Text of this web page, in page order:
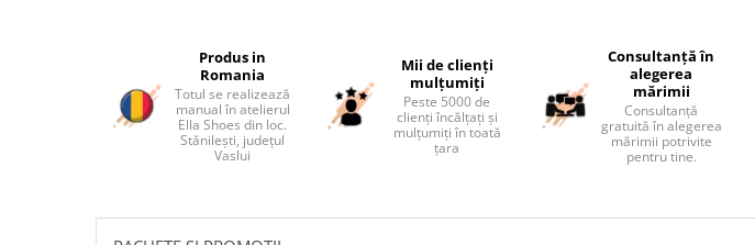
Produs in
Romania
Totul se realizează
manual în atelierul
Ella Shoes din loc.
Stănilești, județul
Vaslui
Mii de clienți
mulțumiți
Peste 5000 de
clienți încălțați și
mulțumiți în toată
țara
Consultanță în
alegerea
mărimii
Consultanță
gratuită în alegerea
mărimii potrivite
pentru tine.